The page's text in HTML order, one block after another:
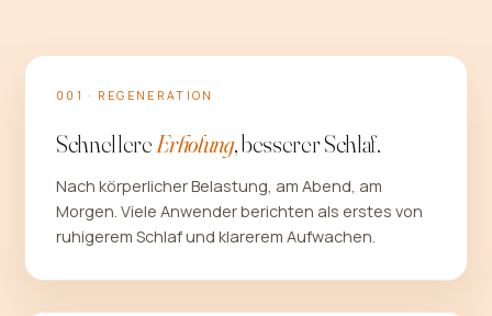
001 · REGENERATION
SchnellereErholung, besserer Schlaf.
Nach körperlicher Belastung, am Abend, am
Morgen. Viele Anwender berichten als erstes von
ruhigerem Schlaf und klarerem Aufwachen.